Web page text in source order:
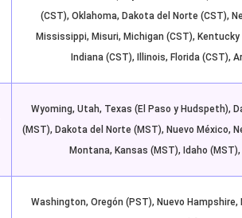
(CST), Oklahoma, Dakota del Norte (CST),
Mississippi, Misuri, Michigan (CST), Kentucky
Indiana (CST), Illinois, Florida (CST),
Wyoming, Utah, Texas (El Paso y Hudspeth),
(MST), Dakota del Norte (MST), Nuevo México,
Montana, Kansas (MST), Idaho
Washington, Oregón (PST), Nuevo Hampshire,